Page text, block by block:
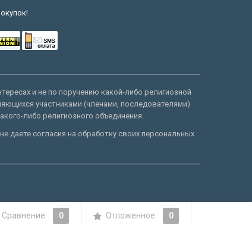
и не по поручению какой-либо религиозной
участниками (членами, последователями)
либо религиозного объединения.
даете согласия на обработку своих персональных
Сравнение 0 Отложенное 0